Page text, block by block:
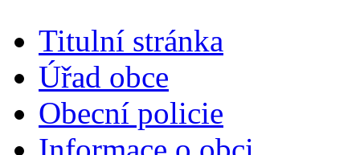
Titulní stránka
Úřad obce
Obecní policie